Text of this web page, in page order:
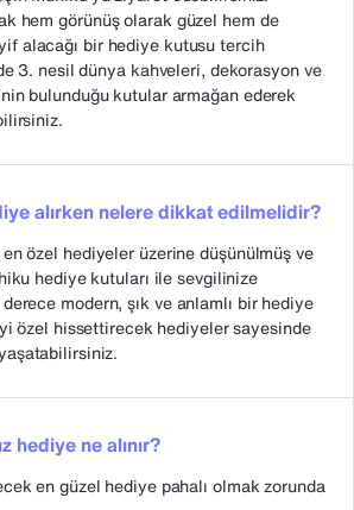
hem görünüş olarak güzel hem de
alacağı bir hediye kutusu tercih
3. nesil dünya kahveleri, dekorasyon ve
bulunduğu kutular armağan ederek
alırken nelere dikkat edilmelidir?
özel hediyeler üzerine düşünülmüş ve
hediye kutuları ile sevgilinize
modern, şık ve anlamlı bir hediye
özel hissettirecek hediyeler sayesinde
hediye ne alınır?
en güzel hediye pahalı olmak zorunda